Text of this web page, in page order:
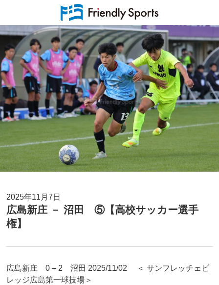
2025年11月7日
広島新庄 － 沼田 ⑤【高校サッカー選手
権】
広島新庄 0 – 2 沼田 2025/11/02 ＜ サンフレッチェビ
レッジ広島第一球技場＞